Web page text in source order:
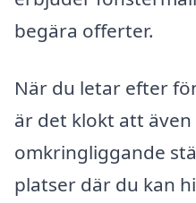
begära offerter.
När du letar efter
är det klokt att
omkringliggande
platser där du kan